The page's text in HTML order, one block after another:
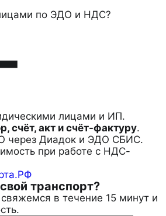
по ЭДО и НДС?
лицами и ИП.
счёт, акт и счёт-фактуру.
через Диадок и ЭДО СБИС.
при работе с НДС-
транспорт?
в течение 15 минут и